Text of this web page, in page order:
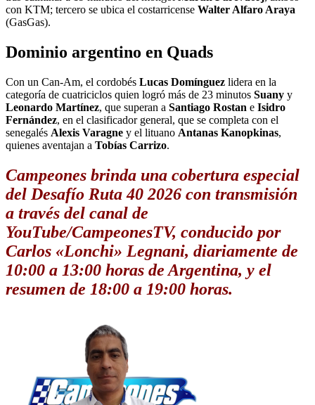
con KTM; tercero se ubica el costarricense Walter Alfaro Araya
(GasGas).
Dominio argentino en Quads
Con un Can-Am, el cordobés Lucas Domínguez lidera en la
categoría de cuatriciclos quien logró más de 23 minutos Suany y
Leonardo Martínez, que superan a Santiago Rostan e Isidro
Fernández, en el clasificador general, que se completa con el
senegalés Alexis Varagne y el lituano Antanas Kanopkinas,
quienes aventajan a Tobías Carrizo.
Campeones brinda una cobertura especial
del Desafío Ruta 40 2026 con transmisión
a través del canal de
YouTube/CampeonesTV, conducido por
Carlos «Lonchi» Legnani, diariamente de
10:00 a 13:00 horas de Argentina, y el
resumen de 18:00 a 19:00 horas.